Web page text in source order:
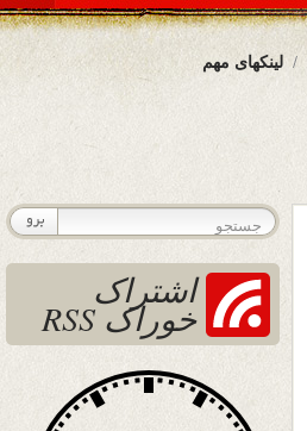
لینکهای مهم
اشتراک
خوراک RSS